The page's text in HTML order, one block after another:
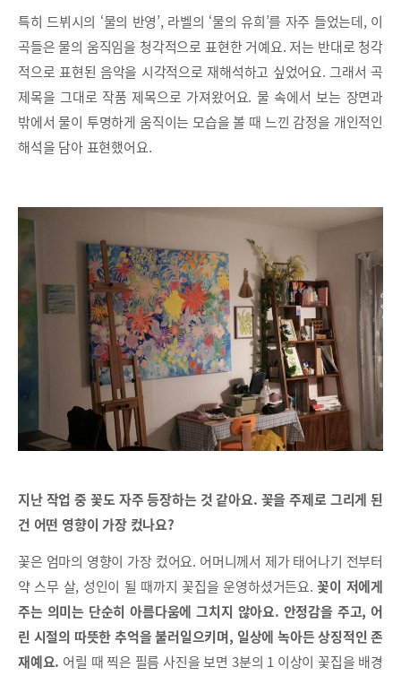
특히 드뷔시의 ‘물의 반영’, 라벨의 ‘물의 유희’를 자주 들었는데, 이
곡들은 물의 움직임을 청각적으로 표현한 거예요. 저는 반대로 청각
적으로 표현된 음악을 시각적으로 재해석하고 싶었어요. 그래서 곡
제목을 그대로 작품 제목으로 가져왔어요. 물 속에서 보는 장면과
밖에서 물이 투명하게 움직이는 모습을 볼 때 느낀 감정을 개인적인
해석을 담아 표현했어요.
지난 작업 중 꽃도 자주 등장하는 것 같아요. 꽃을 주제로 그리게 된
건 어떤 영향이 가장 컸나요?
꽃은 엄마의 영향이 가장 컸어요. 어머니께서 제가 태어나기 전부터
약 스무 살, 성인이 될 때까지 꽃집을 운영하셨거든요.꽃이 저에게
주는 의미는 단순히 아름다움에 그치지 않아요. 안정감을 주고, 어
린 시절의 따뜻한 추억을 불러일으키며, 일상에 녹아든 상징적인 존
재예요. 어릴 때 찍은 필름 사진을 보면 3분의 1 이상이 꽃집을 배경